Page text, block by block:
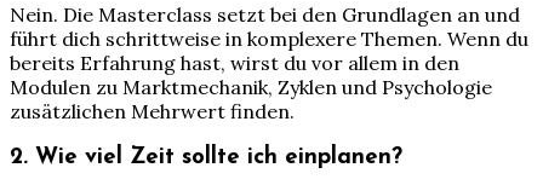
Nein. Die Masterclass setzt bei den Grundlagen an und
führt dich schrittweise in komplexere Themen. Wenn du
bereits Erfahrung hast, wirst du vor allem in den
Modulen zu Marktmechanik, Zyklen und Psychologie
zusätzlichen Mehrwert finden.
2. Wie viel Zeit sollte ich einplanen?